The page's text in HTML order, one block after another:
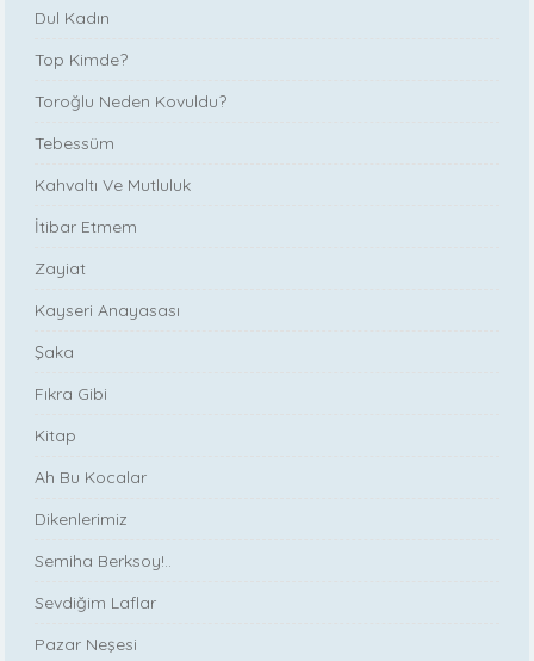
Dul Kadın
Top Kimde?
Toroğlu Neden Kovuldu?
Tebessüm
Kahvaltı Ve Mutluluk
İtibar Etmem
Zayiat
Kayseri Anayasası
Şaka
Fıkra Gibi
Kitap
Ah Bu Kocalar
Dikenlerimiz
Semiha Berksoy!..
Sevdiğim Laflar
Pazar Neşesi